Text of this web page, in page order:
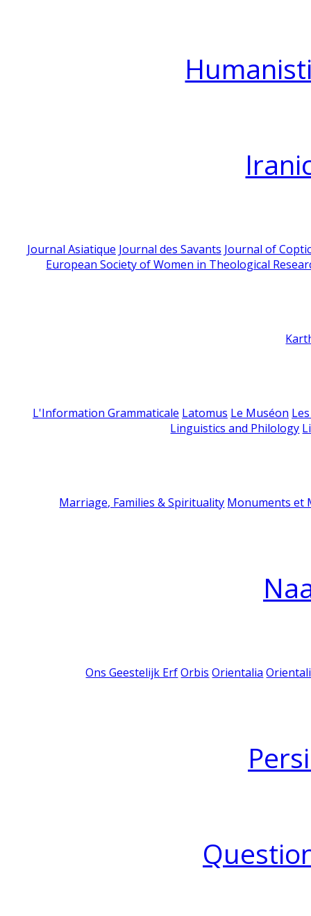
Journal Asiatique Journal des Savants Journal of
European Society of Women in Theological
L'Information Grammaticale Latomus Le Muséon
Linguistics and Philology
Marriage, Families & Spirituality Monuments et
Ons Geestelijk Erf Orbis Orientalia